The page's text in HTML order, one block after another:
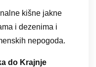
kišne jakne
i dezenima i
nepogoda.
do Krajnje